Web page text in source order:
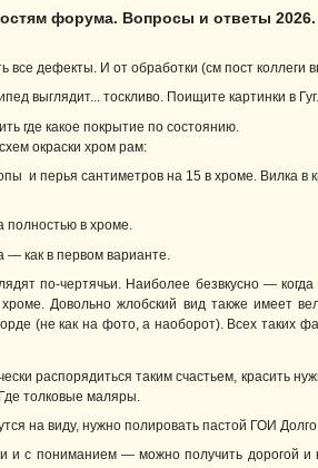
форума. Вопросы и ответы 2026.
все дефекты. И от обработки (см пост
выглядит... тоскливо. Поищите картинки в
где какое покрытие по состоянию.
окраски хром рам:
и перья сантиметров на 15 в хроме. Вилка в
полностью в хроме.
— как в первом варианте.
по-чертячьи. Наиболее безвкусно —
Довольно жлобский вид также имеет
(не как на фото, а наоборот). Всех таких
распорядиться таким счастьем, красить
толковые маляры.
на виду, нужно полировать пастой ГОИ
и с пониманием — можно получить дорогой и